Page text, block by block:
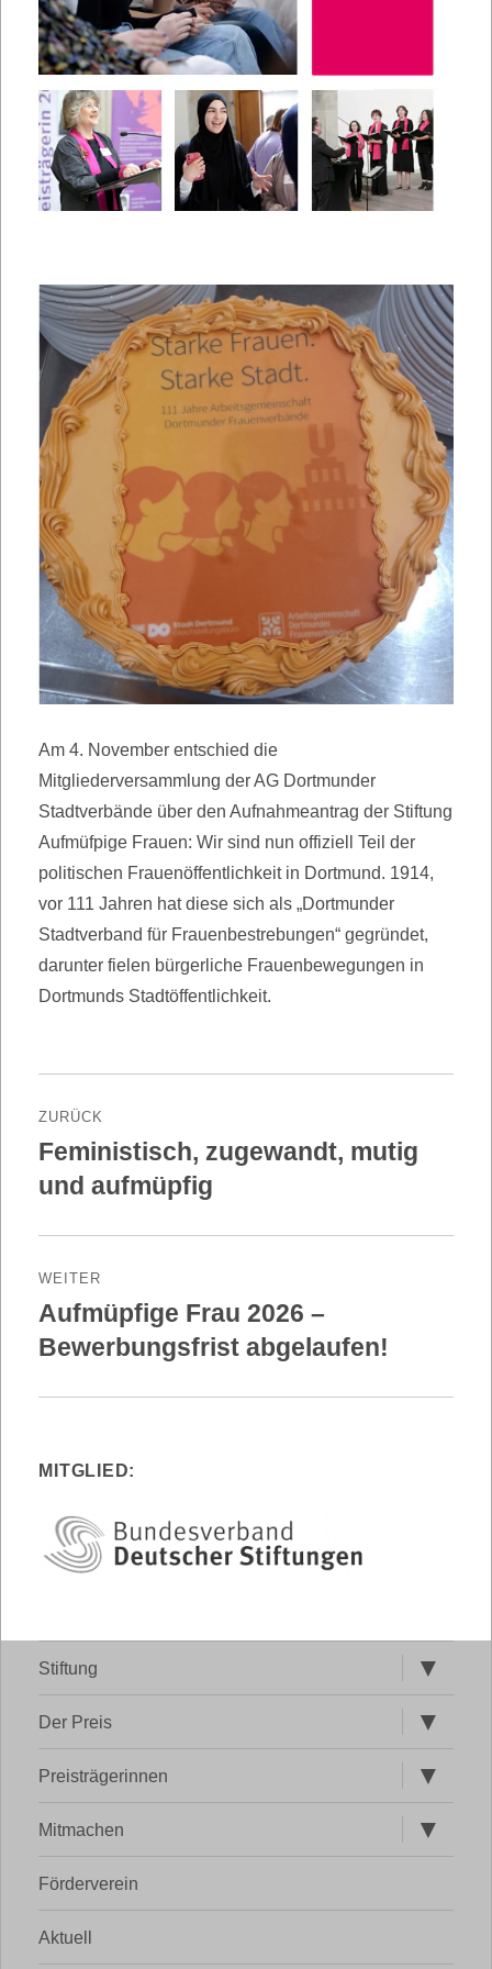
Am 4. November entschied die
Mitgliederversammlung der AG Dortmunder
Stadtverbände über den Aufnahmeantrag der Stiftung
Aufmüfpige Frauen: Wir sind nun offiziell Teil der
politischen Frauenöffentlichkeit in Dortmund. 1914,
vor 111 Jahren hat diese sich als „Dortmunder
Stadtverband für Frauenbestrebungen“ gegründet,
darunter fielen bürgerliche Frauenbewegungen in
Dortmunds Stadtöffentlichkeit.
ZURÜCK
Vorheriger
Beitrag:
Feministisch, zugewandt, mutig
und aufmüpfig
WEITER
Nächster
Beitrag:
Aufmüpfige Frau 2026 –
Bewerbungsfrist abgelaufen!
MITGLIED:
Stiftung
öffnen
Der Preis
öffnen
Preisträgerinnen
öffnen
Mitmachen
öffnen
Förderverein
Aktuell